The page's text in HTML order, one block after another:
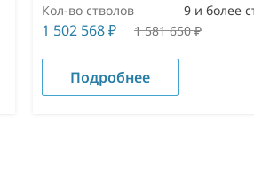
Кол-во стволов
9 и более
1 502 568₽ 1 581 650₽
Подробнее